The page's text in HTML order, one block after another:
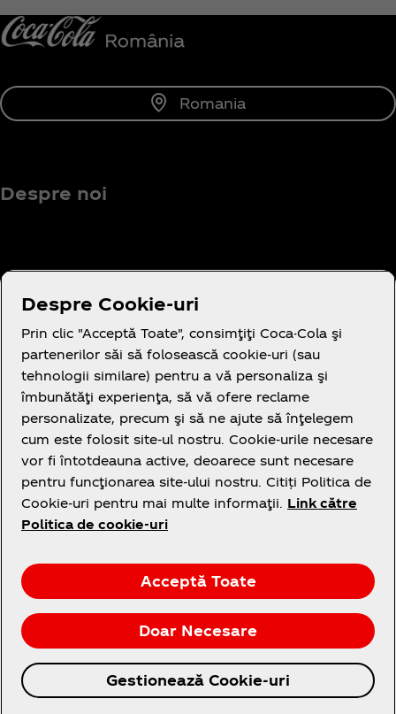
Romania
Despre noi
Aveți nevoie de ajutor?
Legal
© 2026 The Coca‑Cola Company. Toate drepturile
rezervate.
Despre Cookie-uri
Prin clic "Acceptă Toate", consimţiţi Coca-Cola şi
partenerilor săi să folosească cookie-uri (sau
tehnologii similare) pentru a vă personaliza şi
îmbunătăţi experienţa, să vă ofere reclame
personalizate, precum şi să ne ajute să înţelegem
cum este folosit site-ul nostru. Cookie-urile necesare
vor fi întotdeauna active, deoarece sunt necesare
pentru funcţionarea site-ului nostru. Citiți Politica de
Cookie-uri pentru mai multe informaţii. Link către
Politica de cookie-uri
Acceptă Toate
Doar Necesare
Gestionează Cookie-uri